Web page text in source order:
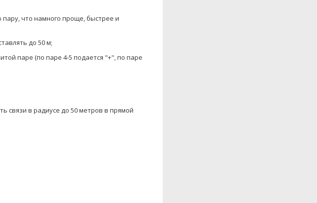
что намного проще, быстрее и
до 50 м;
паре (по паре 4-5 подается "+", по паре
связи в радиусе до 50 метров в прямой